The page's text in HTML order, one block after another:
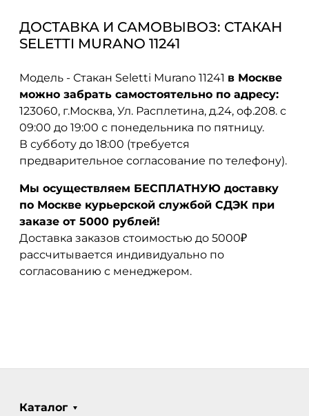
ДОСТАВКА И САМОВЫВОЗ: СТАКАН
SELETTI MURANO 11241
Модель - Стакан Seletti Murano 11241 в Москве
можно забрать самостоятельно по адресу:
123060, г.Москва, Ул. Расплетина, д.24, оф.208. с
09:00 до 19:00 с понедельника по пятницу.
В субботу до 18:00 (требуется
предварительное согласование по телефону).
Мы осуществляем БЕСПЛАТНУЮ доставку
по Москве курьерской службой СДЭК при
заказе от 5000 рублей!
Доставка заказов стоимостью до 5000₽
рассчитывается индивидуально по
согласованию с менеджером.
Каталог